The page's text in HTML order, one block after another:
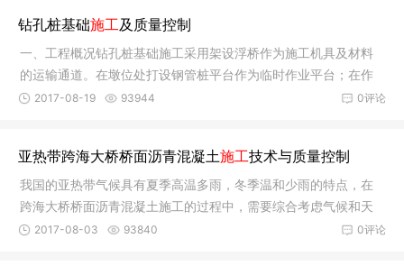
钻孔桩基础施工及质量控制
一、工程概况钻孔桩基础施工采用架设浮桥作为施工机具及材料
的运输通道。在墩位处打设钢管桩平台作为临时作业平台；在作
业平台上
0评论
2017-08-19 93944
亚热带跨海大桥桥面沥青混凝土施工技术与质量控制
我国的亚热带气候具有夏季高温多雨，冬季温和少雨的特点，在
跨海大桥桥面沥青混凝土施工的过程中，需要综合考虑气候和天
气的特点，确保施工质量。
0评论
2017-08-03 93840